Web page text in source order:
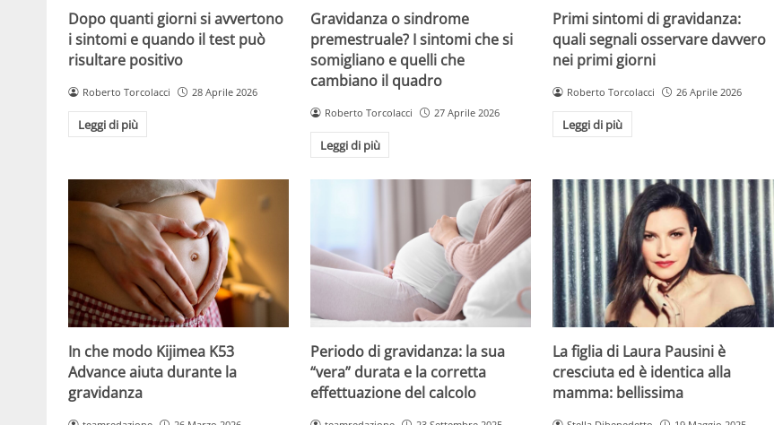
Dopo quanti giorni si avvertono
i sintomi e quando il test può
risultare positivo
Roberto Torcolacci 28 Aprile 2026
Leggi di più
Gravidanza o sindrome
premestruale? I sintomi che si
somigliano e quelli che
cambiano il quadro
Roberto Torcolacci 27 Aprile 2026
Leggi di più
Primi sintomi di gravidanza:
quali segnali osservare davvero
nei primi giorni
Roberto Torcolacci 26 Aprile 2026
Leggi di più
In che modo Kijimea K53
Advance aiuta durante la
gravidanza
Periodo di gravidanza: la sua
“vera” durata e la corretta
effettuazione del calcolo
La figlia di Laura Pausini è
cresciuta ed è identica alla
mamma: bellissima